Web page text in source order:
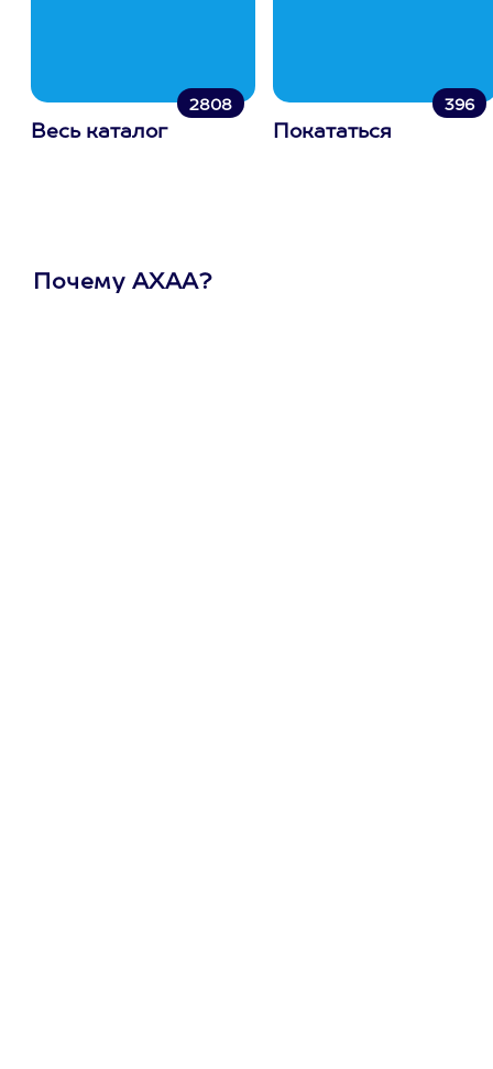
2808
Весь каталог
396
Покататься
Почему АХАА?